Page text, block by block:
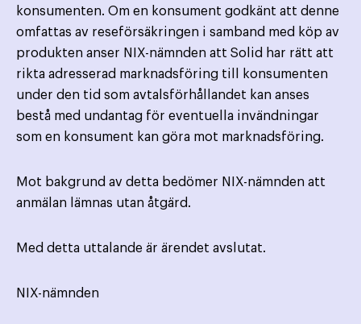
konsumenten. Om en konsument godkänt att denne
omfattas av reseförsäkringen i samband med köp av
produkten anser NIX-nämnden att Solid har rätt att
rikta adresserad marknadsföring till konsumenten
under den tid som avtalsförhållandet kan anses
bestå med undantag för eventuella invändningar
som en konsument kan göra mot marknadsföring.
Mot bakgrund av detta bedömer NIX-nämnden att
anmälan lämnas utan åtgärd.
Med detta uttalande är ärendet avslutat.
NIX-nämnden